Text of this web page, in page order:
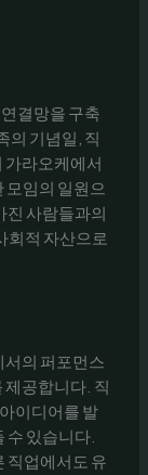
결망을 구축
의 기념일, 직
가라오케에서
모임의 일원으
진 사람들과의
회적 자산으로
서의 퍼포먼스
제공합니다. 직
이디어를 발
수 있습니다.
직업에서도 유